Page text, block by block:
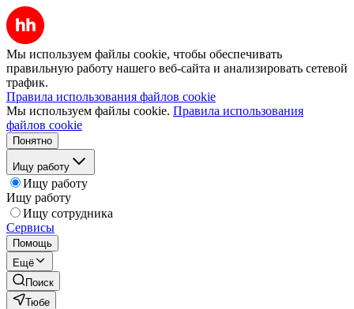
Мы используем файлы cookie, чтобы обеспечивать
правильную работу нашего веб-сайта и анализировать сетевой
трафик.
Правила использования файлов cookie
Мы используем файлы cookie. Правила использования
файлов cookie
Понятно
Ищу работу
Ищу работу
Ищу работу
Ищу сотрудника
Сервисы
Помощь
Ещё
Поиск
Тюбе